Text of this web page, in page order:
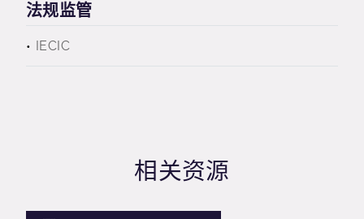
法规监管
IECIC
相关资源